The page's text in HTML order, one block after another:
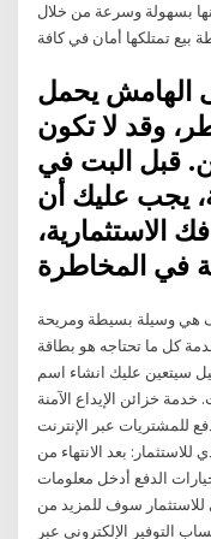
بسهولة وسرعة من خلال
الهامش يحمل
وقد لا تكون
قبل البت في
يجب عليك أن
الاستثمارية،
هي وسيلة بسيطة ومريحة
كل ما تحتاجه هو بطاقة
سيتعين عليك انشاء اسم
خزائن الإيداع الآمنة
للمشتريات عبر الإنترنت
بعد الانتهاء من
الدفع أدخل معلومات
سوف للمزيد من
التوفير الإلكتروني عبر